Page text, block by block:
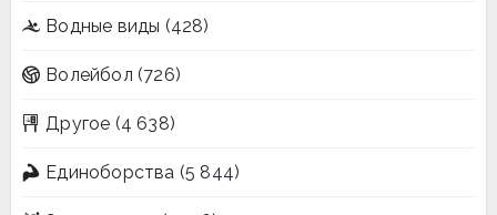
Водные виды (428)
Волейбол (726)
Другое (4 638)
Единоборства (5 844)